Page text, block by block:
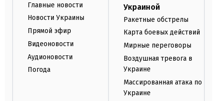
Главные новости
Новости Украины
Прямой эфир
Видеоновости
Аудионовости
Погода
Украиной
Ракетные обстрелы
Карта боевых действий
Мирные переговоры
Воздушная тревога в
Украине
Массированная атака по
Украине